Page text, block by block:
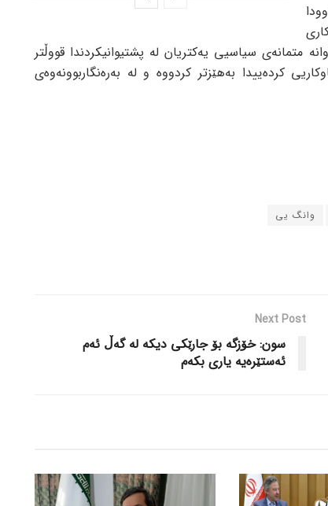
متمانەی سیاسیی یەکتریان لە پشتیوانیکردندا قووڵتر
کردەییدا بەهێزتر کردووە و لە بەرەنگاربوونەوەی
وانگ یی
Next Post
سون: خۆزگە بۆ جارێکی دیکە لە گەڵ ئەم
ئەستێرەیە یاری بکەم